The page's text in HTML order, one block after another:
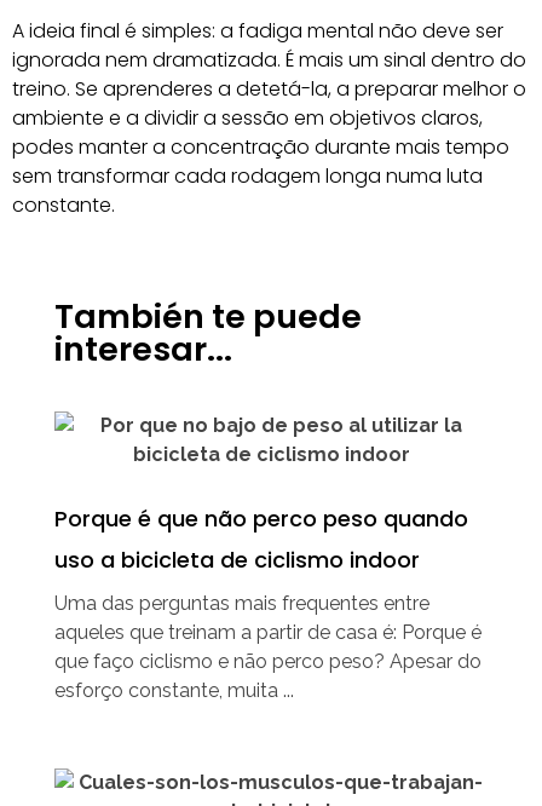
A ideia final é simples: a fadiga mental não deve ser
ignorada nem dramatizada. É mais um sinal dentro do
treino. Se aprenderes a detetá-la, a preparar melhor o
ambiente e a dividir a sessão em objetivos claros,
podes manter a concentração durante mais tempo
sem transformar cada rodagem longa numa luta
constante.
También te puede
interesar...
Porque é que não perco peso quando
uso a bicicleta de ciclismo indoor
Uma das perguntas mais frequentes entre
aqueles que treinam a partir de casa é: Porque é
que faço ciclismo e não perco peso? Apesar do
esforço constante, muita ...